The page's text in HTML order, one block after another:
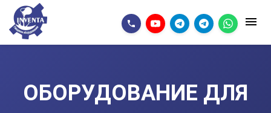
ОБОРУДОВАНИЕ ДЛЯ